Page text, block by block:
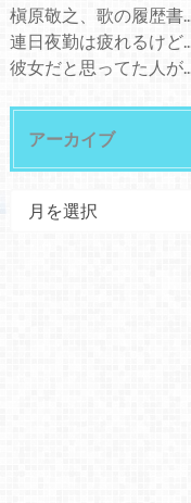
槇原敬之、歌の履歴書...
連日夜勤は疲れるけど...
彼女だと思ってた人が...
アーカイブ